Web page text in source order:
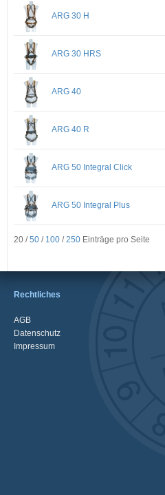
ARG 30 H
ARG 30 HRS
ARG 40
ARG 40 R
ARG 50 Integral Click
ARG 50 Integral Plus
20 /50 / 100 /250 Einträge pro Seite
Rechtliches
AGB
Datenschutz
Impressum